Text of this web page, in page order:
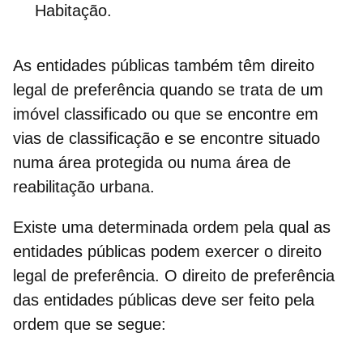
Habitação.
As entidades públicas também têm direito
legal de preferência quando se trata de um
imóvel classificado ou que se encontre em
vias de classificação e se encontre situado
numa área protegida ou numa área de
reabilitação urbana.
Existe uma determinada ordem pela qual as
entidades públicas podem exercer o direito
legal de preferência. O direito de preferência
das entidades públicas deve ser feito pela
ordem que se segue: